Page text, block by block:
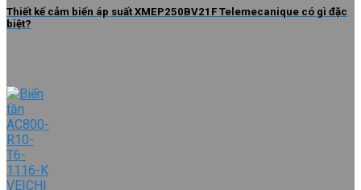
Thiết kế cảm biến áp suất XMEP250BV21F Telemecanique có gì đặc
biệt?